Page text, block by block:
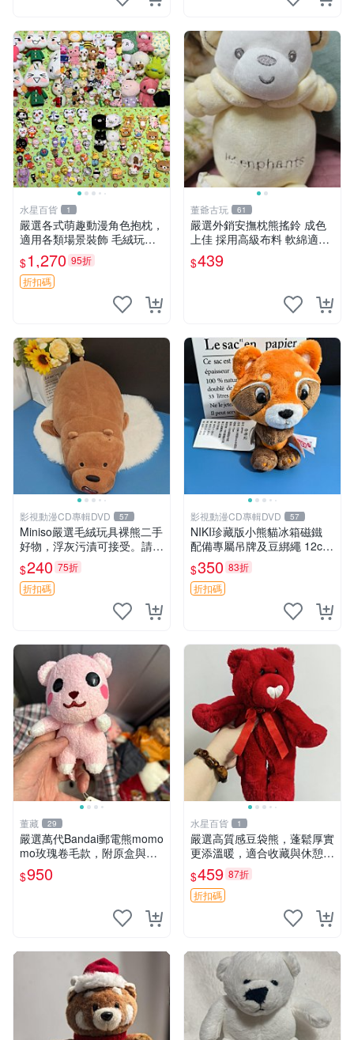
水星百貨 1
嚴選各式萌趣動漫角色抱枕，
適用各類場景裝飾 毛絨玩
具、卡通抱枕、趣味玩偶
$1,270 95折
折扣碼
董爺古玩 61
嚴選外銷安撫枕熊搖鈴 成色
上佳 採用高級布料 軟綿適合
收藏 安心選購 安撫枕 熊玩具
搖鈴
$439
影視動漫CD專輯DVD 57
Miniso嚴選毛絨玩具裸熊二手
好物，浮灰污漬可接受。請詳
閱照片再下單，售出不退不
換。全新品相收藏推薦。 裸
熊 毛絨玩具 收藏
$240 75折
折扣碼
影視動漫CD專輯DVD 57
NIKI珍藏版小熊貓冰箱磁鐵
配備專屬吊牌及豆綁繩 12cm
廢品嚴選 好評推薦 小熊貓冰
箱貼 磁鐵掛件 冰箱飾品
$350 83折
折扣碼
董藏 29
嚴選萬代Bandai郵電熊momo
mo玫瑰卷毛款，附原盒與吊
牌，粉嫩可愛入手即柔軟～
玫瑰卷毛 郵電熊 正品
$950
水星百貨 1
嚴選高質感豆袋熊，蓬鬆厚實
更添溫暖，適合收藏與休憩。
前胸填充飽滿，背部亦具優雅
設計。 豆袋熊 保暖 溫柔 蓬
松
$459 87折
折扣碼